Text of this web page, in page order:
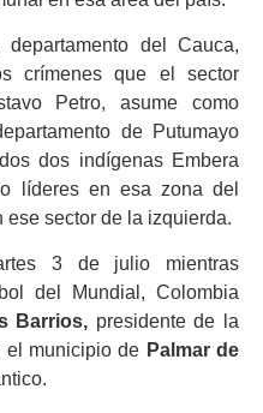
del Cauca,
crímenes que el sector
Petro, asume como
de Putumayo
dos indígenas Embera
líderes en esa zona del
sector de la izquierda.
3 de julio mientras
del Mundial, Colombia
Barrios, presidente de la
el municipio de Palmar de